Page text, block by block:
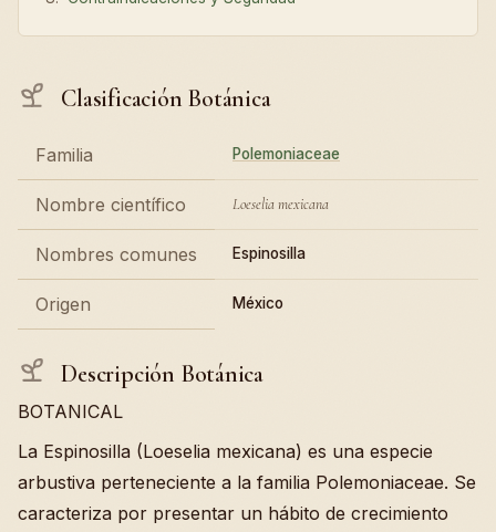
Clasificación Botánica
Familia Polemoniaceae
Nombre científico Loeselia mexicana
Nombres comunes Espinosilla
Origen México
Descripción Botánica
BOTANICAL
La Espinosilla (Loeselia mexicana) es una especie
arbustiva perteneciente a la familia Polemoniaceae. Se
caracteriza por presentar un hábito de crecimiento